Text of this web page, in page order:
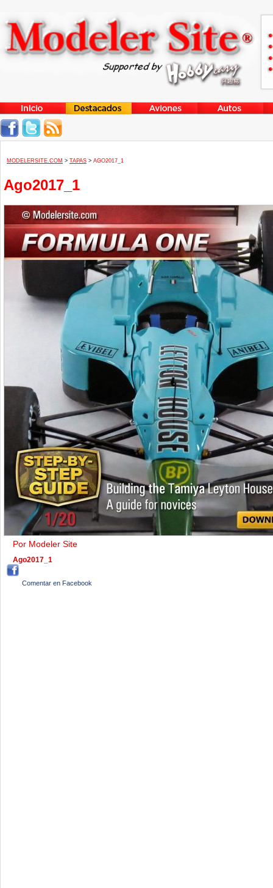
MODELERSITE.COM > TAPAS > AGO2017_1
Ago2017_1
Por Modeler Site
Ago2017_1
Comentar en Facebook